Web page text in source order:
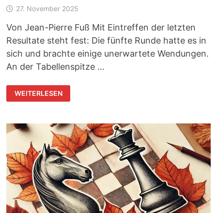
27. November 2025
Von Jean-Pierre Fuß Mit Eintreffen der letzten
Resultate steht fest: Die fünfte Runde hatte es in
sich und brachte einige unerwartete Wendungen.
An der Tabellenspitze …
TROISDORF
OPEN:
5.
EINIGEN
ÜBERRASCHUNGEN
WEITERLESEN